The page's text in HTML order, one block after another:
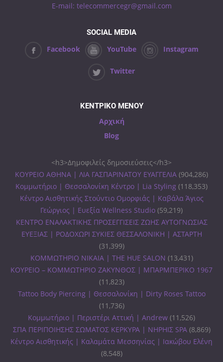
E-mail: telecommercegr@gmail.com
SOCIAL MEDIA
Facebook YouTube Instagram
Twitter
ΚΕΝΤΡΙΚΟ ΜΕΝΟΥ
Αρχική
Blog
<h3>Δημοφιλείς δημοσιεύσεις</h3>
ΚΟΥΡΕΙΟ ΑΘΗΝΑ | ΛΙΑ ΓΑΣΠΑΡΙΝΑΤΟΥ ΕΥΑΓΓΕΛΙΑ (904,286)
Κομμωτήριο | Θεσσαλονίκη Κέντρο | Lia Styling (118,353)
Κέντρο Αισθητικής Στούντιο Ομορφιάς | Καβάλα Άγιος
Γεώργιος | Ευεξία Wellness Studio (59,219)
ΚΕΝΤΡΟ ΕΝΑΛΑΚΤΙΚΗΣ ΠΡΟΣΕΓΓΙΣΕΙΣ ΖΩΗΣ ΑΥΤΟΓΝΩΣΙΑΣ
ΕΥΕΞΙΑΣ | ΡΟΔΟΧΩΡΙ ΣΥΚΙΕΣ ΘΕΣΣΑΛΟΝΙΚΗ | ΑΣΤΑΡΤΗ
(31,399)
ΚΟΜΜΩΤΗΡΙΟ ΝΙΚΑΙΑ | THE HUE SALON (13,431)
ΚΟΥΡΕΙΟ – ΚΟΜΜΩΤΗΡΙΟ ΖΑΚΥΝΘΟΣ | ΜΠΑΡΜΠΕΡΙΚΟ 1967
(11,823)
Tattoo Body Piercing | Θεσσαλονίκη | Dirty Roses Tattoo
(11,736)
Κομμωτήριο | Περιστέρι Αττική | Andrew (11,526)
ΣΠΑ ΠΕΡΙΠΟΙΗΣΗΣ ΣΩΜΑΤΟΣ ΚΕΡΚΥΡΑ | ΝΗΡΗΙΣ SPA (8,869)
Κέντρο Αισθητικής | Καλαμάτα Μεσσηνίας | Ιακώβου Ελένη
(8,548)